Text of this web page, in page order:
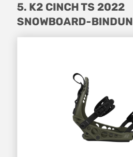
5. K2 CINCH TS 2022
SNOWBOARD-